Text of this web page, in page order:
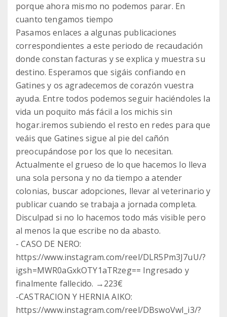
porque ahora mismo no podemos parar. En
cuanto tengamos tiempo
Pasamos enlaces a algunas publicaciones
correspondientes a este periodo de recaudación
donde constan facturas y se explica y muestra su
destino. Esperamos que sigáis confiando en
Gatines y os agradecemos de corazón vuestra
ayuda. Entre todos podemos seguir haciéndoles la
vida un poquito más fácil a los michis sin
hogar.iremos subiendo el resto en redes para que
veáis que Gatines sigue al pie del cañón
preocupándose por los que lo necesitan.
Actualmente el grueso de lo que hacemos lo lleva
una sola persona y no da tiempo a atender
colonias, buscar adopciones, llevar al veterinario y
publicar cuando se trabaja a jornada completa.
Disculpad si no lo hacemos todo más visible pero
al menos la que escribe no da abasto.
- CASO DE NERO:
https://www.instagram.com/reel/DLR5Pm3J7uU/?
igsh=MWR0aGxkOTY1aTRzeg== Ingresado y
finalmente fallecido. →223€
-CASTRACION Y HERNIA AIKO:
https://www.instagram.com/reel/DBswoVwI_i3/?